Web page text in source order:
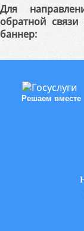
Для
обратной
баннер:
Решаем вместе